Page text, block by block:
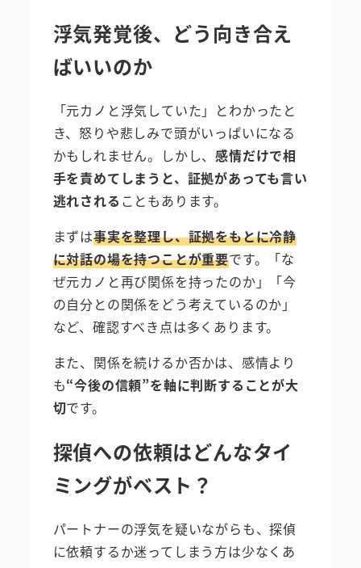
浮気発覚後、どう向き合え
ばいいのか
「元カノと浮気していた」とわかったと
き、怒りや悲しみで頭がいっぱいになる
かもしれません。しかし、感情だけで相
手を責めてしまうと、証拠があっても言い
逃れされる こともあります。
まずは事実を整理し、証拠をもとに冷静
に対話の場を持つことが重要です。「な
ぜ元カノと再び関係を持ったのか」「今
の自分との関係をどう考えているのか」
など、確認すべき点は多くあります。
また、関係を続けるか否かは、感情より
も“今後の信頼”を軸に判断することが大
切です。
探偵への依頼はどんなタイ
ミングがベスト？
パートナーの浮気を疑いながらも、探偵
に依頼するか迷ってしまう方は少なくあ